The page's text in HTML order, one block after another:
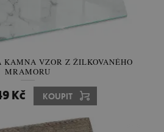
KAMNA VZOR Z ŽILKOVANÉHO
MRAMORU
Kč KOUPIT